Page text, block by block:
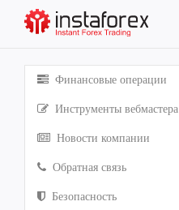
Финансовые операции
Инструменты вебмастера
Новости компании
Обратная связь
Безопасность